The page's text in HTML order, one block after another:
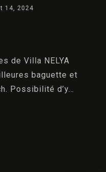
14, 2024
de Villa NELYA
baguette et
Possibilité d’y…